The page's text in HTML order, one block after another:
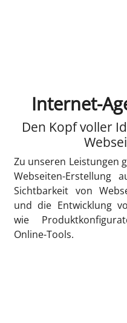
Internet-
Den Kopf voller
Zu unseren Leistungen
Webseiten-Erstellung
Sichtbarkeit von
und die Entwicklung
wie
Online-Tools.